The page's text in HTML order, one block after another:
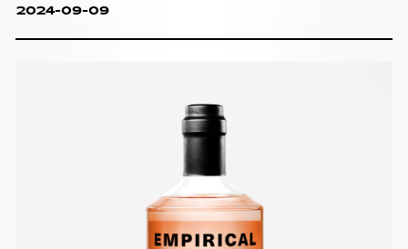
주목하는 추세다.
2024-09-09